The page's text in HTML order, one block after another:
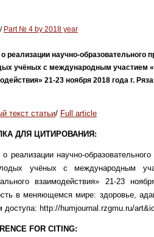
/ Part № 4 by 2018 year
реализации научно-образовательного
учёных с международным участием
21-23 ноября 2018 года г.
текст статьи/ Full article
ДЛЯ ЦИТИРОВАНИЯ:
о реализации научно-
учёных с международным
взаимодействия» 21-23
в меняющемся мире: здоровье,
доступа: http://humjournal.rzgmu.ru/
FOR CITING: